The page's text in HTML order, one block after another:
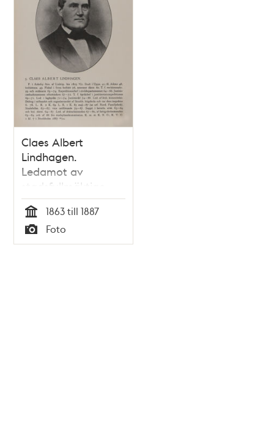
Claes Albert
Lindhagen.
Ledamot av
stadsfullmäktige
1863-1887
Tid
1863 till 1887
Typ
Foto